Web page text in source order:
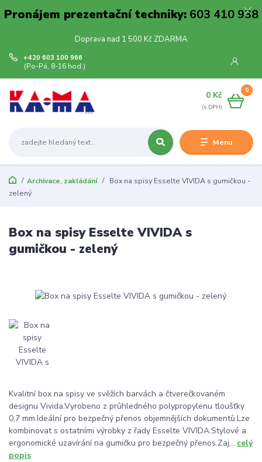
Pronájem prezentační techniky:603 410 938
Doprava nad 1 500 Kč ZDARMA
Menu
+420 603 100 966
(Po-Pá, 8-16 hod.)
0
0 Kč
Archivace, zakládání
Box na spisy Esselte VIVIDA s gumičkou -
zelený
Box na spisy Esselte VIVIDA s
gumičkou - zelený
Kvalitní box na spisy ve svěžích barvách a čtverečkovaném
designu Vivida.Vyrobeno z průhledného polypropylenu tloušťky
0,7 mm.Ideální pro bezpečný přenos objemnějších dokumentů.Lze
kombinovat s ostatními výrobky z řady Esselte VIVIDA.Stylové a
ergonomické uzavírání na gumičku pro bezpečný přenos.Zaj... celý
popis